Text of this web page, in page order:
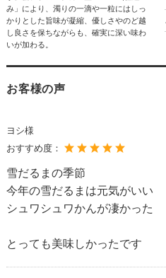
み」により、濁りの一滴や一粒にはしっ
かりとした旨味が凝縮、優しさやのど越
し良さを保ちながらも、確実に深い味わ
いが加わる。
お客様の声
ヨシ様
おすすめ度：
雪だるまの季節
今年の雪だるまは元気がいい
シュワシュワかんが凄かった
とっても美味しかったです